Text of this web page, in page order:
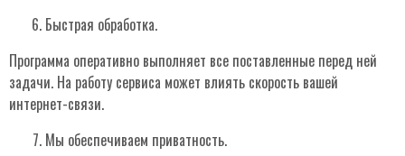
Быстрая обработка.
Программа оперативно выполняет все поставленные перед ней
задачи. На работу сервиса может влиять скорость вашей
интернет-связи.
Мы обеспечиваем приватность.